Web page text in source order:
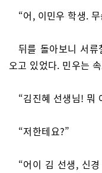
“어, 이민우 학생.
뒤를 돌아보니 서
오고 있었다. 민우는
“김진혜 선생님! 뭐
“저한테요?”
“어이 김 선생, 신